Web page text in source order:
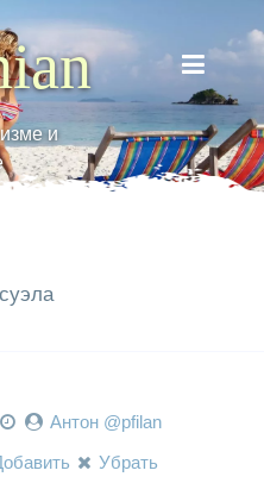
и
Антон @pfilan
Убрать